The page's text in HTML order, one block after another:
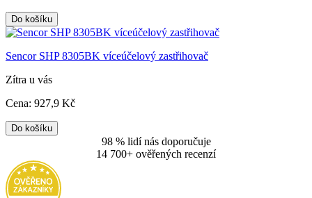
Do košíku
Sencor SHP 8305BK víceúčelový zastřihovač
Zítra u vás
Cena: 927,9 Kč
Do košíku
98 % lidí nás doporučuje
14 700+ ověřených recenzí